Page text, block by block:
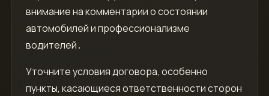
внимание на комментарии о состоянии
автомобилей и профессионализме
водителей․
Уточните условия договора, особенно
пункты, касающиеся ответственности сторон